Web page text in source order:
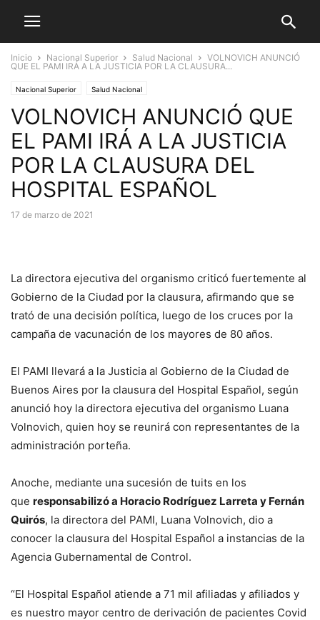
Inicio Nacional Superior Salud Nacional
VOLNOVICH ANUNCIÓ
QUE EL PAMI IRÁ A LA JUSTICIA POR LA CLAUSURA...
Nacional Superior Salud Nacional
VOLNOVICH ANUNCIÓ QUE
EL PAMI IRÁ A LA JUSTICIA
POR LA CLAUSURA DEL
HOSPITAL ESPAÑOL
17 de marzo de 2021
La directora ejecutiva del organismo criticó fuertemente al
Gobierno de la Ciudad por la clausura, afirmando que se
trató de una decisión política, luego de los cruces por la
campaña de vacunación de los mayores de 80 años.
El PAMI llevará a la Justicia al Gobierno de la Ciudad de
Buenos Aires por la clausura del Hospital Español, según
anunció hoy la directora ejecutiva del organismo Luana
Volnovich, quien hoy se reunirá con representantes de la
administración porteña.
Anoche, mediante una sucesión de tuits en los
que responsabilizó a Horacio Rodríguez Larreta y Fernán
Quirós, la directora del PAMI, Luana Volnovich, dio a
conocer la clausura del Hospital Español a instancias de la
Agencia Gubernamental de Control.
“El Hospital Español atiende a 71 mil afiliadas y afiliados y
es nuestro mayor centro de derivación de pacientes Covid